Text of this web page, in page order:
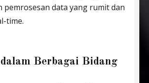
pemrosesan data yang rumit dan
time.
Berbagai Bidang